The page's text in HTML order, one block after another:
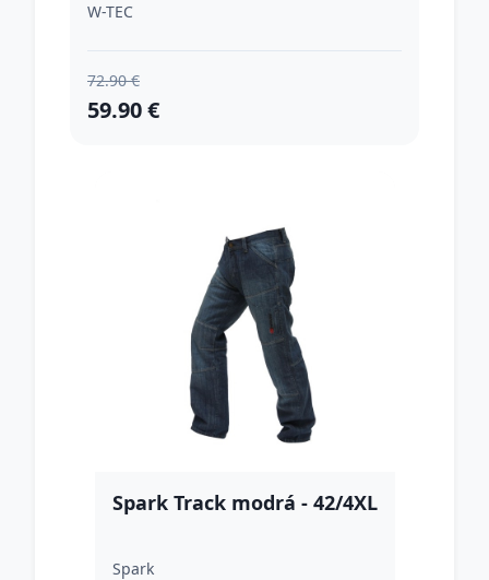
W-TEC
72.90 €
59.90 €
Spark Track modrá - 42/4XL
Spark